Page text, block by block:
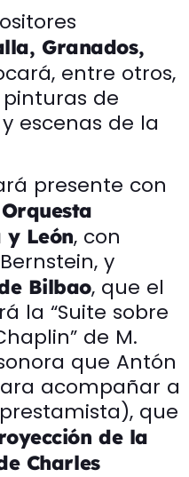
Granados,
entre otros,
de
escenas de la
presente con
Orquesta
y León, con
y
Bilbao, que el
la “Suite sobre
de M.
que Antón
acompañar a
que
de la
Charles